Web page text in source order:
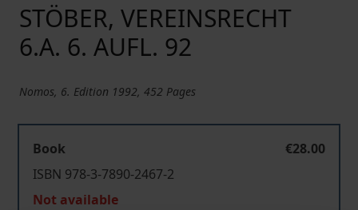
STÖBER, VEREINSRECHT
6.A. 6. AUFL. 92
Nomos, 6. Edition 1992, 452 Pages
Book
€28.00
ISBN 978-3-7890-2467-2
Not available